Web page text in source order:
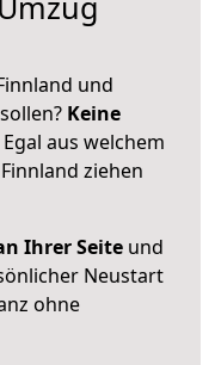
und
Keine
Egal aus welchem
ziehen
Ihrer Seite und
Neustart
ohne